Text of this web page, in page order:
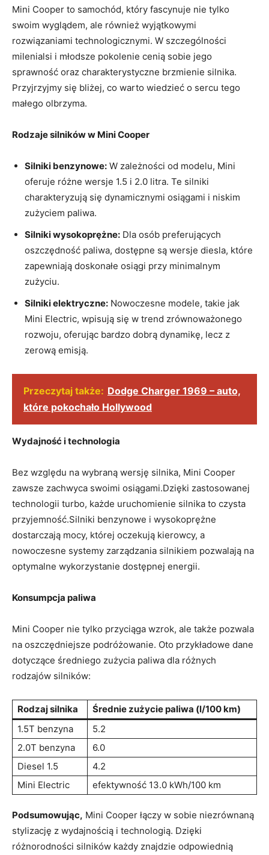
Mini Cooper to samochód, który fascynuje nie tylko
swoim wyglądem, ale również wyjątkowymi
rozwiązaniami technologicznymi. W szczególności
milenialsi i młodsze pokolenie cenią sobie jego
sprawność oraz charakterystyczne brzmienie silnika.
Przyjrzyjmy się bliżej, co warto wiedzieć o sercu tego
małego olbrzyma.
Rodzaje silników w Mini Cooper
Silniki benzynowe: W zależności od modelu, Mini
oferuje różne wersje 1.5 i 2.0 litra. Te silniki
charakteryzują się dynamicznymi osiągami i niskim
zużyciem paliwa.
Silniki wysokoprężne: Dla osób preferujących
oszczędność paliwa, dostępne są wersje diesla, które
zapewniają doskonałe osiągi przy minimalnym
zużyciu.
Silniki elektryczne: Nowoczesne modele, takie jak
Mini Electric, wpisują się w trend zrównoważonego
rozwoju, oferując bardzo dobrą dynamikę, lecz z
zerową emisją.
Przeczytaj także: Dodge Charger 1969 – auto,
które pokochało Hollywood
Wydajność i technologia
Bez względu na wybraną wersję silnika, Mini Cooper
zawsze zachwyca swoimi osiągami.Dzięki zastosowanej
technologii turbo, każde uruchomienie silnika to czysta
przyjemność.Silniki benzynowe i wysokoprężne
dostarczają mocy, której oczekują kierowcy, a
nowoczesne systemy zarządzania silnikiem pozwalają na
optymalne wykorzystanie dostępnej energii.
Konsumpcja paliwa
Mini Cooper nie tylko przyciąga wzrok, ale także pozwala
na oszczędniejsze podróżowanie. Oto przykładowe dane
dotyczące średniego zużycia paliwa dla różnych
rodzajów silników:
Rodzaj silnika
Średnie zużycie paliwa (l/100 km)
1.5T benzyna
5.2
2.0T benzyna
6.0
Diesel 1.5
4.2
Mini Electric
efektywność 13.0 kWh/100 km
Podsumowując, Mini Cooper łączy w sobie niezrównaną
stylizację z wydajnością i technologią. Dzięki
różnorodności silników każdy znajdzie odpowiednią